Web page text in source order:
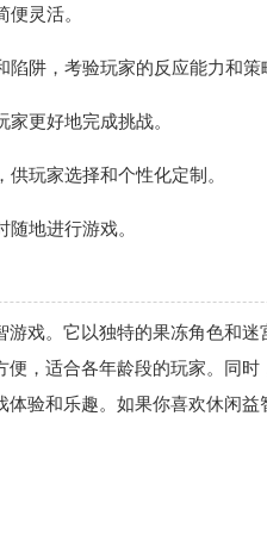
灵活。
阱，考验玩家的反应能力和策
更好地完成挑战。
玩家选择和个性化定制。
地进行游戏。
戏。它以独特的果冻角色和
，适合各年龄段的玩家。同
验和乐趣。如果你喜欢休闲